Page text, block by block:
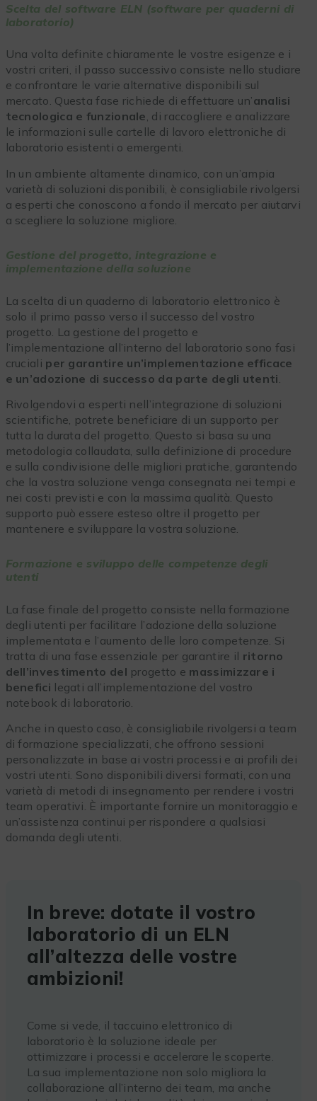
Scelta del software ELN (software per quaderni di
laboratorio)
Una volta definite chiaramente le vostre esigenze e i
vostri criteri, il passo successivo consiste nello studiare
e confrontare le varie alternative disponibili sul
mercato. Questa fase richiede di effettuare un’analisi
tecnologica e funzionale, di raccogliere e analizzare
le informazioni sulle cartelle di lavoro elettroniche di
laboratorio esistenti o emergenti.
In un ambiente altamente dinamico, con un’ampia
varietà di soluzioni disponibili, è consigliabile rivolgersi
a esperti che conoscono a fondo il mercato per aiutarvi
a scegliere la soluzione migliore.
Gestione del progetto, integrazione e
implementazione della soluzione
La scelta di un quaderno di laboratorio elettronico è
solo il primo passo verso il successo del vostro
progetto. La gestione del progetto e
l’implementazione all’interno del laboratorio sono fasi
cruciali per garantire un’implementazione efficace
e un’adozione di successo da parte degli utenti
Rivolgendovi a esperti nell’integrazione di soluzioni
scientifiche, potrete beneficiare di un supporto per
tutta la durata del progetto. Questo si basa su una
metodologia collaudata, sulla definizione di procedure
e sulla condivisione delle migliori pratiche, garantendo
che la vostra soluzione venga consegnata nei tempi e
nei costi previsti e con la massima qualità. Questo
supporto può essere esteso oltre il progetto per
mantenere e sviluppare la vostra soluzione.
Formazione e sviluppo delle competenze degli
utenti
La fase finale del progetto consiste nella formazione
degli utenti per facilitare l’adozione della soluzione
implementata e l’aumento delle loro competenze. Si
tratta di una fase essenziale per garantire il ritorno
dell’investimento del progetto e massimizzare i
benefici legati all’implementazione del vostro
notebook di laboratorio.
Anche in questo caso, è consigliabile rivolgersi a team
di formazione specializzati, che offrono sessioni
personalizzate in base ai vostri processi e ai profili dei
vostri utenti. Sono disponibili diversi formati, con una
varietà di metodi di insegnamento per rendere i vostri
team operativi. È importante fornire un monitoraggio e
un’assistenza continui per rispondere a qualsiasi
domanda degli utenti.
In breve: dotate il vostro
laboratorio di un ELN
all’altezza delle vostre
ambizioni!
Come si vede, il taccuino elettronico di
laboratorio è la soluzione ideale per
ottimizzare i processi e accelerare le scoperte.
La sua implementazione non solo migliora la
collaborazione all’interno dei team, ma anche